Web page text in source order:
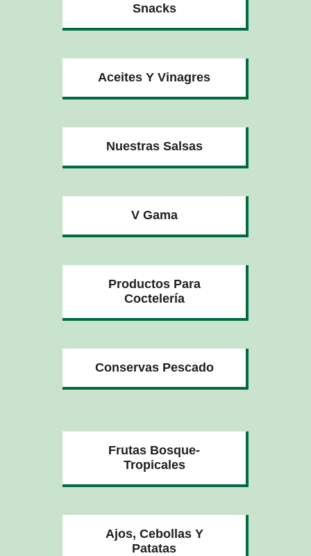
Snacks
Aceites Y Vinagres
Nuestras Salsas
V Gama
Productos Para
Coctelería
Conservas Pescado
Frutas Bosque-
Tropicales
Ajos, Cebollas Y
Patatas